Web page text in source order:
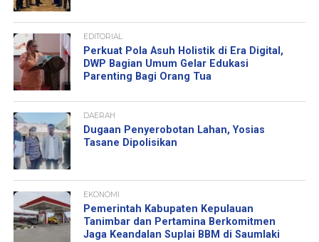
EDITORIAL
Perkuat Pola Asuh Holistik di Era Digital,
DWP Bagian Umum Gelar Edukasi
Parenting Bagi Orang Tua
DAERAH
Dugaan Penyerobotan Lahan, Yosias
Tasane Dipolisikan
EKONOMI
Pemerintah Kabupaten Kepulauan
Tanimbar dan Pertamina Berkomitmen
Jaga Keandalan Suplai BBM di Saumlaki